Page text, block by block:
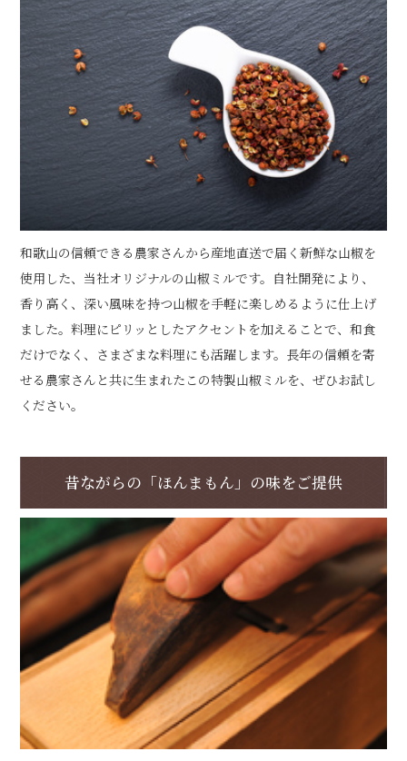
和歌山の信頼できる農家さんから産地直送で届く新鮮な山椒を
使用した、当社オリジナルの山椒ミルです。自社開発により、
香り高く、深い風味を持つ山椒を手軽に楽しめるように仕上げ
ました。料理にピリッとしたアクセントを加えることで、和食
だけでなく、さまざまな料理にも活躍します。長年の信頼を寄
せる農家さんと共に生まれたこの特製山椒ミルを、ぜひお試し
ください。
昔ながらの「ほんまもん」の味をご提供